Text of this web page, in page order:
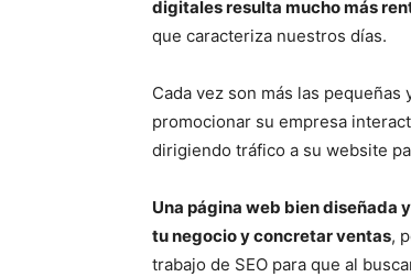
digitales resulta mucho más
que caracteriza nuestros días.
Cada vez son más las
promocionar su empresa
dirigiendo tráfico a su website
Una página web bien diseñada
tu negocio y concretar ventas,
trabajo de SEO para que al